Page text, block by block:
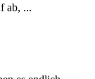
ab, ...